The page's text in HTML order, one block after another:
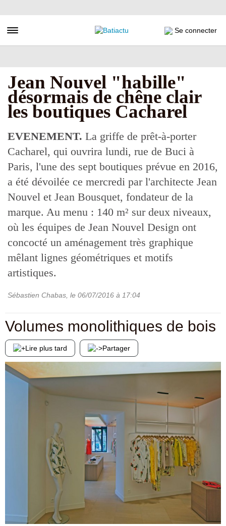
au
principal
Toggle navigation Se connecter
Jean Nouvel "habille"
désormais de chêne clair
les boutiques Cacharel
EVENEMENT. La griffe de prêt-à-porter
Cacharel, qui ouvrira lundi, rue de Buci à
Paris, l'une des sept boutiques prévue en 2016,
a été dévoilée ce mercredi par l'architecte Jean
Nouvel et Jean Bousquet, fondateur de la
marque. Au menu : 140 m² sur deux niveaux,
où les équipes de Jean Nouvel Design ont
concocté un aménagement très graphique
mêlant lignes géométriques et motifs
artistiques.
Sébastien Chabas , le 06/07/2016 à 17:04
Volumes monolithiques de bois
Lire plus tard Partager